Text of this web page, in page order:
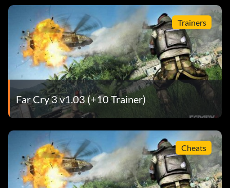
Trainers
Far Cry 3 v1.03 (+10 Trainer)
Cheats